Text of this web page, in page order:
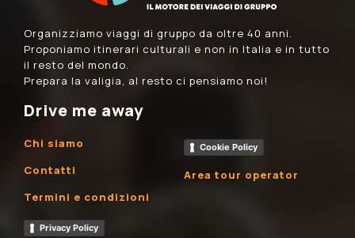
Organizziamo viaggi di gruppo da oltre 40 anni.
Proponiamo itinerari culturali e non in Italia e in tutto
il resto del mondo.
Prepara la valigia, al resto ci pensiamo noi!
Drive me away
Chi siamo
Contatti
Termini e condizioni
Privacy Policy
Cookie Policy
Area tour operator